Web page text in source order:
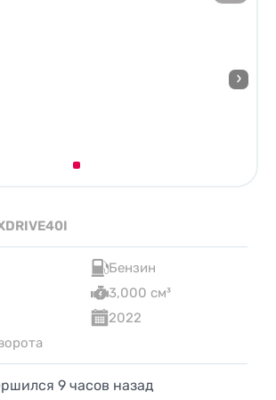
Бензин
3,000 см³
2022
9 часов назад